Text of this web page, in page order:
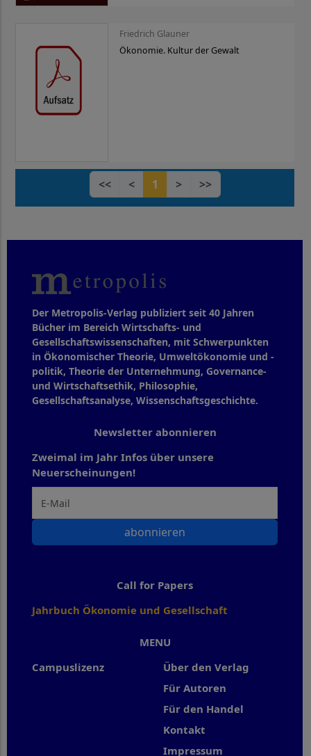
Friedrich Glauner
Ökonomie. Kultur der Gewalt
<< < 1 > >>
Der Metropolis-Verlag publiziert seit 40 Jahren
Bücher im Bereich Wirtschafts- und
Gesellschaftswissenschaften, mit Schwerpunkten
in Ökonomischer Theorie, Umweltökonomie und -
politik, Theorie der Unternehmung, Governance-
und Wirtschaftsethik, Philosophie,
Gesellschaftsanalyse, Wissenschaftsgeschichte.
MENU
Campuslizenz
Über den Verlag
Für Autoren
Für den Handel
Kontakt
Impressum
Newsletter abonnieren
Zweimal im Jahr Infos über unsere
Neuerscheinungen!
abonnieren
Call for Papers
Jahrbuch Ökonomie und Gesellschaft